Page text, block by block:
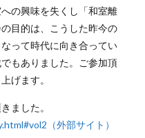
の興味を失くし「和室離
目的は、こうした昨今の
って時代に向き合ってい
もありました。ご参加頂
げます。
ました。
（外部サイト）